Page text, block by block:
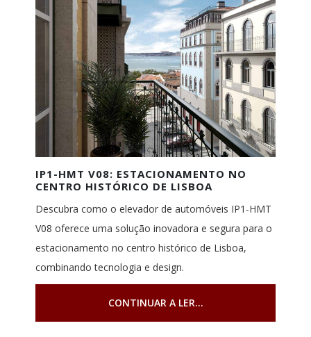
IP1-HMT V08: ESTACIONAMENTO NO
CENTRO HISTÓRICO DE LISBOA
Descubra como o elevador de automóveis IP1-HMT
V08 oferece uma solução inovadora e segura para o
estacionamento no centro histórico de Lisboa,
combinando tecnologia e design.
CONTINUAR A LER...